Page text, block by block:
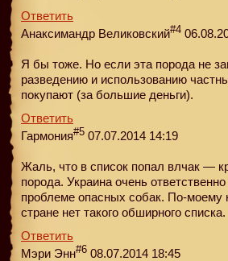
Ответить
Анаксимандр Великовский#4
Я бы тоже. Но если эта порода не
разведению и использованию
покупают (за большие деньги).
Ответить
Гармония#5 07.07.2014 14:19
Жаль, что в список попал влчак —
порода. Украина очень
проблеме опасных собак. По-моему
стране нет такого обширного списка.
Ответить
Мэри Энн#6 08.07.2014 18:45